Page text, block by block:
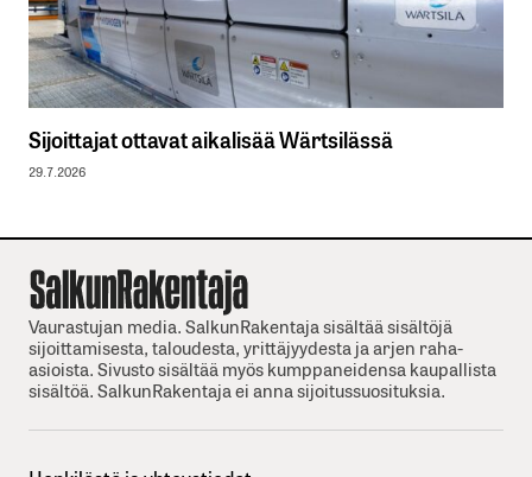
Sijoittajat ottavat aikalisää Wärtsilässä
29.7.2026
Vaurastujan media. SalkunRakentaja sisältää sisältöjä
sijoittamisesta, taloudesta, yrittäjyydesta ja arjen raha-
asioista. Sivusto sisältää myös kumppaneidensa kaupallista
sisältöä. SalkunRakentaja ei anna sijoitussuosituksia.